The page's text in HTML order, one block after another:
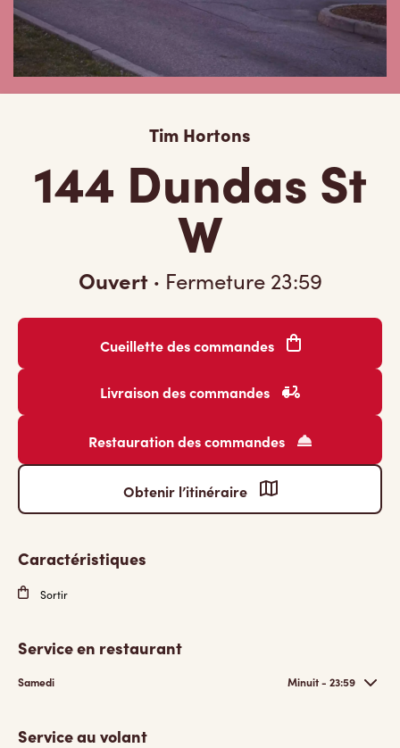
Tim Hortons
144 Dundas St
W
Ouvert · Fermeture 23:59
Cueillette des commandes
Livraison des commandes
Restauration des commandes
Obtenir l’itinéraire
Caractéristiques
Sortir
Service en restaurant
Samedi Minuit - 23:59
Service au volant